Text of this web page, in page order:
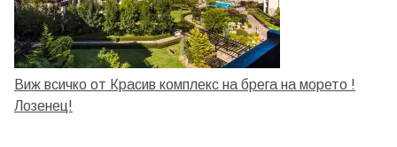
Виж всичко от Красив комплекс на брега на морето !
Лозенец!